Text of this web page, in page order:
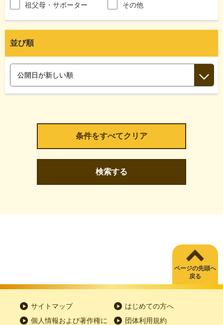
祖父母・サポーター
その他
並び順
検索する
ページの先頭へ
戻る
サイトマップ
はじめての方へ
個人情報および著作権に
団体利用規約